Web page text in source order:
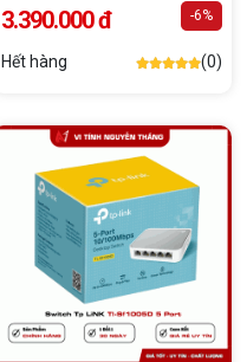
3.390.000 đ -6%
Hết hàng (0)